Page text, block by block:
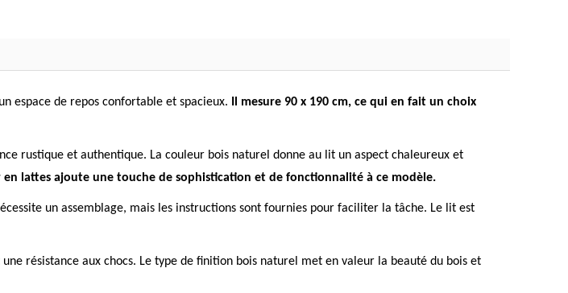
espace de repos confortable et spacieux.
Il mesure 90 x 190 cm, ce qui en fait un choix
rustique et authentique. La couleur bois naturel donne au lit un aspect chaleureux et
en lattes ajoute une touche de sophistication et de fonctionnalité à ce modèle.
un assemblage, mais les instructions sont fournies pour faciliter la tâche. Le lit est
résistance aux chocs. Le type de finition bois naturel met en valeur la beauté du bois et